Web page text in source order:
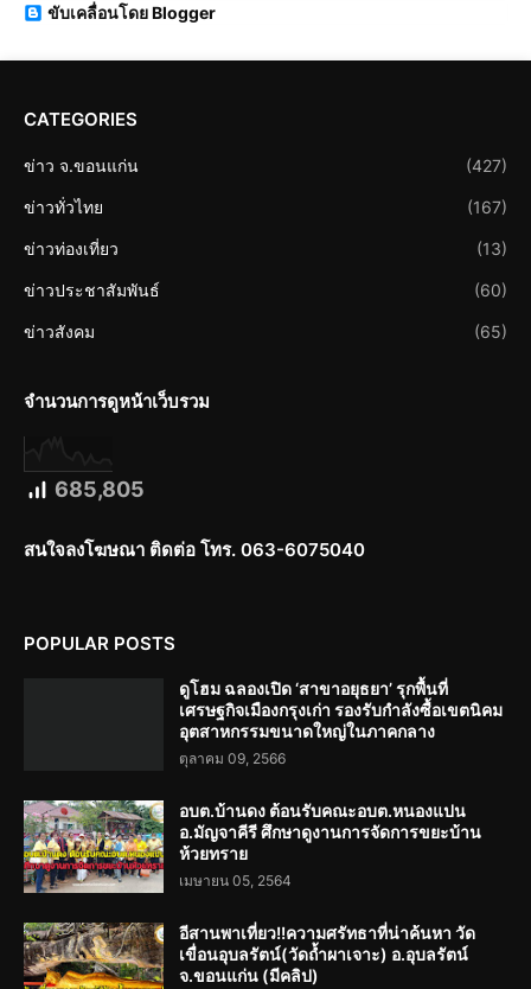
ขับเคลื่อนโดย Blogger
CATEGORIES
ข่าว จ.ขอนแก่น (427)
ข่าวทั่วไทย (167)
ข่าวท่องเที่ยว (13)
ข่าวประชาสัมพันธ์ (60)
ข่าวสังคม (65)
จำนวนการดูหน้าเว็บรวม
685,805
สนใจลงโฆษณา ติดต่อ โทร. 063-6075040
POPULAR POSTS
ดูโฮม ฉลองเปิด ‘สาขาอยุธยา’ รุกพื้นที่
เศรษฐกิจเมืองกรุงเก่า รองรับกำลังซื้อเขตนิคม
อุตสาหกรรมขนาดใหญ่ในภาคกลาง
ตุลาคม 09, 2566
อบต.บ้านดง ต้อนรับคณะอบต.หนองแปน
อ.มัญจาคีรี ศึกษาดูงานการจัดการขยะบ้าน
ห้วยทราย
เมษายน 05, 2564
อีสานพาเที่ยว!!ความศรัทธาที่น่าค้นหา วัด
เขื่อนอุบลรัตน์(วัดถ้ำผาเจาะ) อ.อุบลรัตน์
จ.ขอนแก่น (มีคลิป)